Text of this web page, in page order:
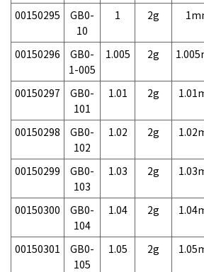
00150295
GB0-
10
1 2g
00150296
GB0-
1-005
1.005 2g
00150297
GB0-
101
1.01 2g
00150298
GB0-
102
1.02 2g
00150299
GB0-
103
1.03 2g
00150300
GB0-
104
1.04 2g
00150301
GB0-
105
1.05 2g